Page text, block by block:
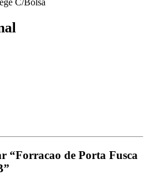
C/Bolsa
“Forracao de Porta Fusca